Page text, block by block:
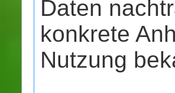
Daten
konkrete
Nutzung